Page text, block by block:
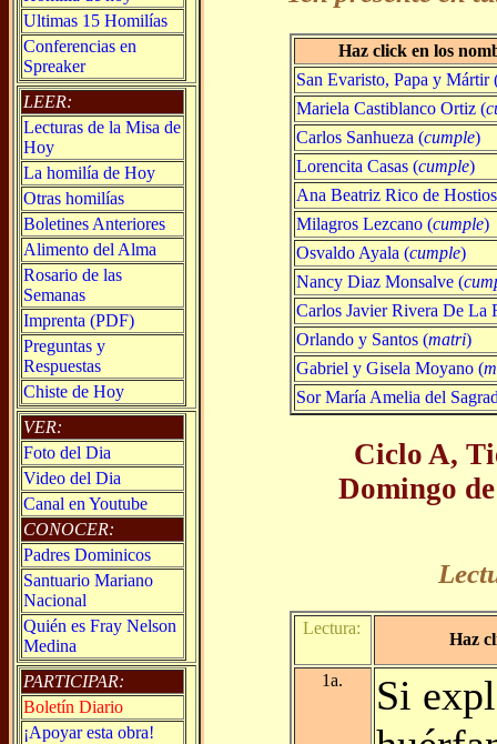
Ultimas 15 Homilías
Conferencias en
Spreaker
LEER:
Lecturas de la Misa de
Hoy
La homilía de Hoy
Otras homilías
Boletines Anteriores
Alimento del Alma
Rosario de las
Semanas
Imprenta (PDF)
Preguntas y
Respuestas
Chiste de Hoy
VER:
Foto del Dia
Video del Dia
Canal en Youtube
CONOCER:
Padres Dominicos
Santuario Mariano
Nacional
Quién es Fray Nelson
Medina
PARTICIPAR:
Boletín Diario
¡Apoyar esta obra!
Haz click en los
San Evaristo, Papa y Mártir
Mariela Castiblanco Ortiz (
Carlos Sanhueza (cumple)
Lorencita Casas (cumple)
Ana Beatriz Rico de
Milagros Lezcano (cumple)
Osvaldo Ayala (cumple)
Nancy Diaz Monsalve (
Carlos Javier Rivera De La
Orlando y Santos (matri)
Gabriel y Gisela Moyano (
Sor María Amelia del
Ciclo A,
Domingo
Lectura:
Haz
1a.
Si